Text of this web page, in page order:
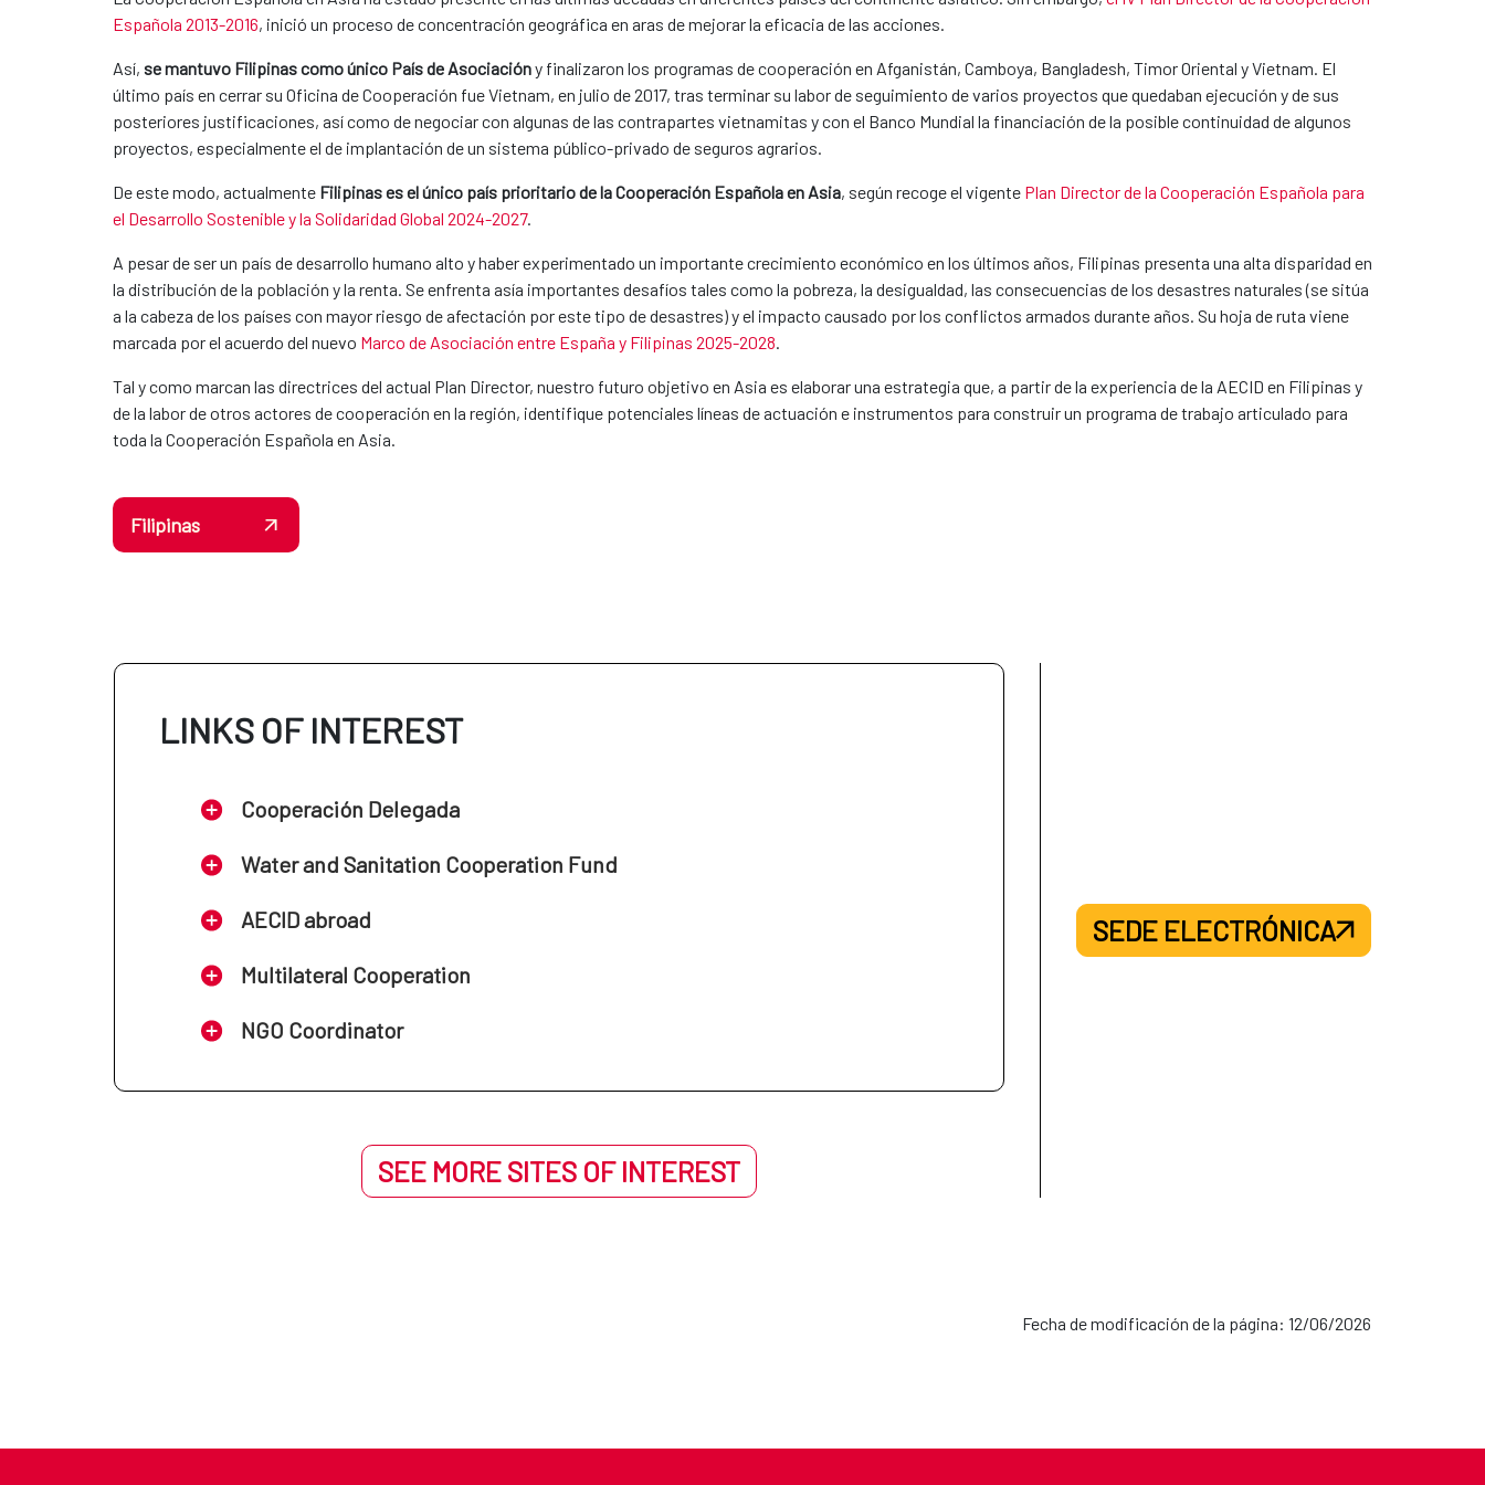
Española 2013-2016, inició un proceso de concentración geográfica en aras de mejorar la eficacia de las acciones.
Así, se mantuvo Filipinas como único País de Asociacióny finalizaron los programas de cooperación en Afganistán, Camboya, Bangladesh, Timor Oriental y Vietnam. El
último país en cerrar su Oficina de Cooperación fue Vietnam, en julio de 2017, tras terminar su labor de seguimiento de varios proyectos que quedaban ejecución y de sus
posteriores justificaciones, así como de negociar con algunas de las contrapartes vietnamitas y con el Banco Mundial la financiación de la posible continuidad de algunos
proyectos, especialmente el de implantación de un sistema público-privado de seguros agrarios.
De este modo, actualmente Filipinas es el único país prioritario de la Cooperación Española en Asia, según recoge el vigente Plan Director de la Cooperación Española para
el Desarrollo Sostenible y la Solidaridad Global 2024-2027.
A pesar de ser un país de desarrollo humano alto y haber experimentado un importante crecimiento económico en los últimos años, Filipinas presenta una alta disparidad en
la distribución de la población y la renta. Se enfrenta asía importantes desafíos tales como la pobreza, la desigualdad, las consecuencias de los desastres naturales (se sitúa
a la cabeza de los países con mayor riesgo de afectación por este tipo de desastres) y el impacto causado por los conflictos armados durante años. Su hoja de ruta viene
marcada por el acuerdo del nuevo Marco de Asociación entre España y Filipinas 2025-2028
Tal y como marcan las directrices del actual Plan Director, nuestro futuro objetivo en Asia es elaborar una estrategia que, a partir de la experiencia de la AECID en Filipinas y
de la labor de otros actores de cooperación en la región, identifique potenciales líneas de actuación e instrumentos para construir un programa de trabajo articulado para
toda la Cooperación Española en Asia.
Filipinas
LINKS OF INTEREST
Cooperación Delegada
Water and Sanitation Cooperation Fund
AECID abroad
Multilateral Cooperation
NGO Coordinator
SEE MORE SITES OF INTEREST
SEDE ELECTRÓNICA
Fecha de modificación de la página: 12/06/2026